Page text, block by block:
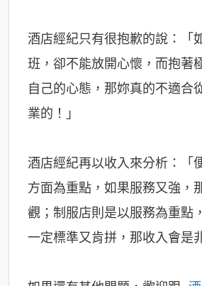
酒店經紀只有很抱歉的說：「
班，卻不能放開心懷，而抱著
自己的心態，那妳真的不適合
業的！」
酒店經紀再以收入來分析：「
方面為重點，如果服務又強，
觀；制服店則是以服務為重點
一定標準又肯拼，那收入會是